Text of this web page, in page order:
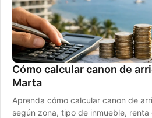
Cómo calcular canon de
Marta
Aprenda cómo calcular canon de
según zona, tipo de inmueble,